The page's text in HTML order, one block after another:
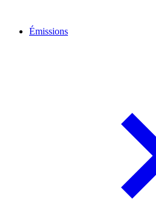
Émissions